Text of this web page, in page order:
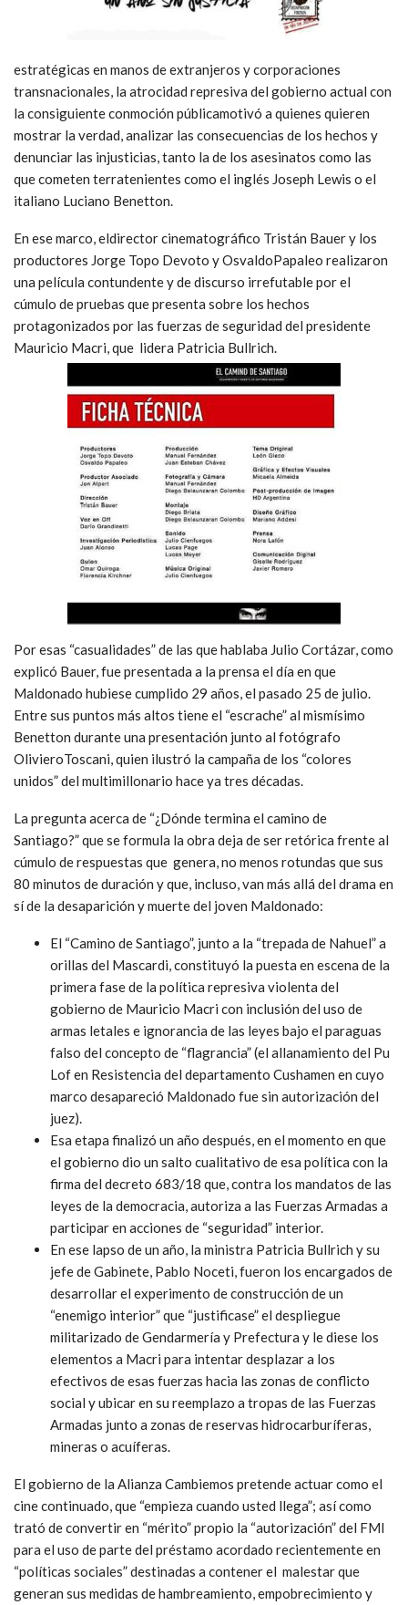
estratégicas en manos de extranjeros y corporaciones
transnacionales, la atrocidad represiva del gobierno actual con
la consiguiente conmoción públicamotivó a quienes quieren
mostrar la verdad, analizar las consecuencias de los hechos y
denunciar las injusticias, tanto la de los asesinatos como las
que cometen terratenientes como el inglés Joseph Lewis o el
italiano Luciano Benetton.
En ese marco, eldirector cinematográfico Tristán Bauer y los
productores Jorge Topo Devoto y OsvaldoPapaleo realizaron
una película contundente y de discurso irrefutable por el
cúmulo de pruebas que presenta sobre los hechos
protagonizados por las fuerzas de seguridad del presidente
Mauricio Macri, que lidera Patricia Bullrich.
Por esas “casualidades” de las que hablaba Julio Cortázar, como
explicó Bauer, fue presentada a la prensa el día en que
Maldonado hubiese cumplido 29 años, el pasado 25 de julio.
Entre sus puntos más altos tiene el “escrache” al mismísimo
Benetton durante una presentación junto al fotógrafo
OlivieroToscani, quien ilustró la campaña de los “colores
unidos” del multimillonario hace ya tres décadas.
La pregunta acerca de “¿Dónde termina el camino de
Santiago?” que se formula la obra deja de ser retórica frente al
cúmulo de respuestas que genera, no menos rotundas que sus
80 minutos de duración y que, incluso, van más allá del drama en
sí de la desaparición y muerte del joven Maldonado:
El “Camino de Santiago”, junto a la “trepada de Nahuel” a
orillas del Mascardi, constituyó la puesta en escena de la
primera fase de la política represiva violenta del
gobierno de Mauricio Macri con inclusión del uso de
armas letales e ignorancia de las leyes bajo el paraguas
falso del concepto de “flagrancia” (el allanamiento del Pu
Lof en Resistencia del departamento Cushamen en cuyo
marco desapareció Maldonado fue sin autorización del
juez).
Esa etapa finalizó un año después, en el momento en que
el gobierno dio un salto cualitativo de esa política con la
firma del decreto 683/18 que, contra los mandatos de las
leyes de la democracia, autoriza a las Fuerzas Armadas a
participar en acciones de “seguridad” interior.
En ese lapso de un año, la ministra Patricia Bullrich y su
jefe de Gabinete, Pablo Noceti, fueron los encargados de
desarrollar el experimento de construcción de un
“enemigo interior” que “justificase” el despliegue
militarizado de Gendarmería y Prefectura y le diese los
elementos a Macri para intentar desplazar a los
efectivos de esas fuerzas hacia las zonas de conflicto
social y ubicar en su reemplazo a tropas de las Fuerzas
Armadas junto a zonas de reservas hidrocarburíferas,
mineras o acuíferas.
El gobierno de la Alianza Cambiemos pretende actuar como el
cine continuado, que “empieza cuando usted llega”; así como
trató de convertir en “mérito” propio la “autorización” del FMI
para el uso de parte del préstamo acordado recientemente en
“políticas sociales” destinadas a contener el malestar que
generan sus medidas de hambreamiento, empobrecimiento y